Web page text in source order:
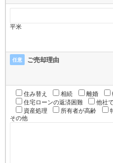
平米
任意 ご売却理由
住み替え 相続 離婚
住宅ローンの返済困難
他社
資産処理
所有者が高齢
その他